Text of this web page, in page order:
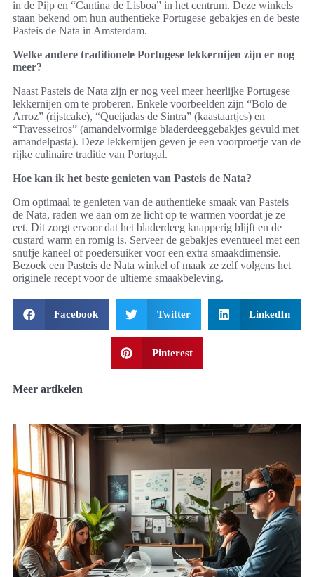
in de Pijp en “Cantina de Lisboa” in het centrum. Deze winkels
staan bekend om hun authentieke Portugese gebakjes en de beste
Pasteis de Nata in Amsterdam.
Welke andere traditionele Portugese lekkernijen zijn er nog
meer?
Naast Pasteis de Nata zijn er nog veel meer heerlijke Portugese
lekkernijen om te proberen. Enkele voorbeelden zijn “Bolo de
Arroz” (rijstcake), “Queijadas de Sintra” (kaastaartjes) en
“Travesseiros” (amandelvormige bladerdeeggebakjes gevuld met
amandelpasta). Deze lekkernijen geven je een voorproefje van de
rijke culinaire traditie van Portugal.
Hoe kan ik het beste genieten van Pasteis de Nata?
Om optimaal te genieten van de authentieke smaak van Pasteis
de Nata, raden we aan om ze licht op te warmen voordat je ze
eet. Dit zorgt ervoor dat het bladerdeeg knapperig blijft en de
custard warm en romig is. Serveer de gebakjes eventueel met een
snufje kaneel of poedersuiker voor een extra smaakdimensie.
Bezoek een Pasteis de Nata winkel of maak ze zelf volgens het
originele recept voor de ultieme smaakbeleving.
Facebook Twitter LinkedIn
Pinterest
Meer artikelen